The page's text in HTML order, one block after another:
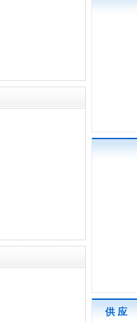
供 应